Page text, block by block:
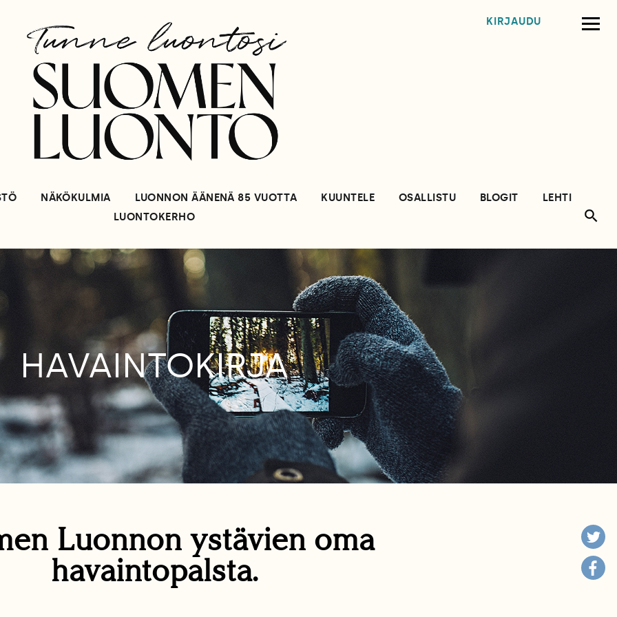
KIRJAUDU
NÄKÖKULMIA LUONNON ÄÄNENÄ 85 VUOTTA KUUNTELE OSALLISTU BLOGIT
LEHTI
LUONTOKERHO
HAVAINTOKIRJA
Luonnon ystävien oma
havaintopalsta.